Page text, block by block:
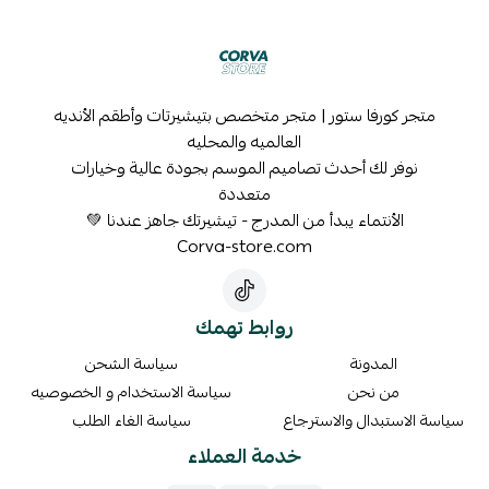
متجر كورفا ستور | متجر متخصص بتيشيرتات وأطقم الأنديه
العالميه والمحليه
نوفر لك أحدث تصاميم الموسم بجودة عالية وخيارات
متعددة
الأنتماء يبدأ من المدرج - تيشيرتك جاهز عندنا 💚
Corva-store.com
روابط تهمك
المدونة
من نحن
سياسة الاستبدال والاسترجاع
سياسة الشحن
سياسة الاستخدام و الخصوصيه
سياسة الغاء الطلب
خدمة العملاء